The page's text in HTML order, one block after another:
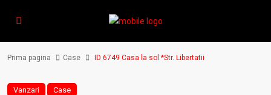
Prima pagina Case ID 6749 Casa la sol *Str. Libertatii
Vanzari Case